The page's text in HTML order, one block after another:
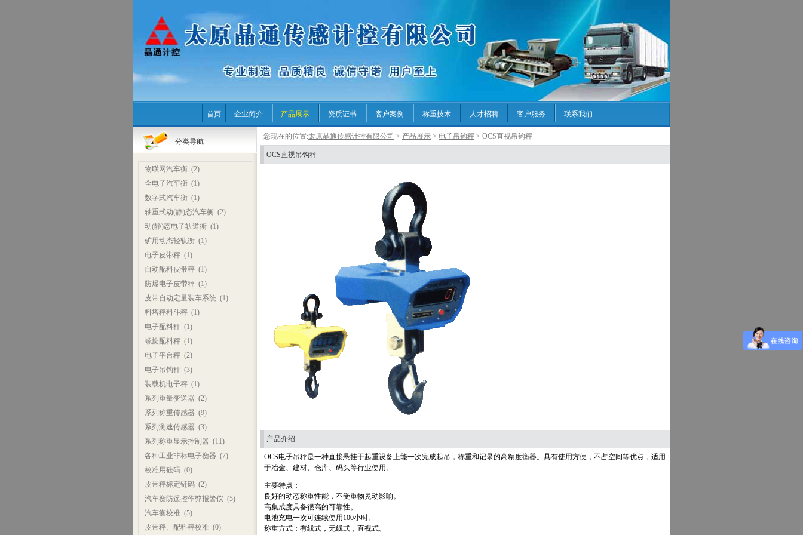
首页 企业简介 产品展示 资质证书 客户案例 称重技术 人才招聘 客户服务 联系我们
分类导航
物联网汽车衡(2)
全电子汽车衡(1)
数字式汽车衡(1)
轴重式动(静)态汽车衡(2)
动(静)态电子轨道衡(1)
矿用动态轻轨衡(1)
电子皮带秤(1)
自动配料皮带秤(1)
防爆电子皮带秤(1)
皮带自动定量装车系统(1)
料塔秤料斗秤(1)
电子配料秤(1)
螺旋配料秤(1)
电子平台秤(2)
电子吊钩秤(3)
装载机电子秤(1)
系列重量变送器 (2)
系列称重传感器 (9)
系列测速传感器 (3)
系列称重显示控制器 (11)
各种工业非标电子衡器 (7)
校准用砝码(0)
皮带秤标定链码(2)
汽车衡防遥控作弊报警仪 (5)
汽车衡校准(5)
皮带秤、配料秤校准(0)
您现在的位置:太原晶通传感计控有限公司 > 产品展示 > 电子吊钩秤 > OCS直视吊钩秤
OCS直视吊钩秤
产品介绍
OCS电子吊秤是一种直接悬挂于起重设备上能一次完成起吊，称重和记录的高精度衡器。具有使用方便，不占空间等优点，适用
于冶金、建材、仓库、码头等行业使用。
主要特点：
良好的动态称重性能，不受重物晃动影响。
高集成度具备很高的可靠性。
电池充电一次可连续使用100小时。
称重方式：有线式，无线式，直视式。